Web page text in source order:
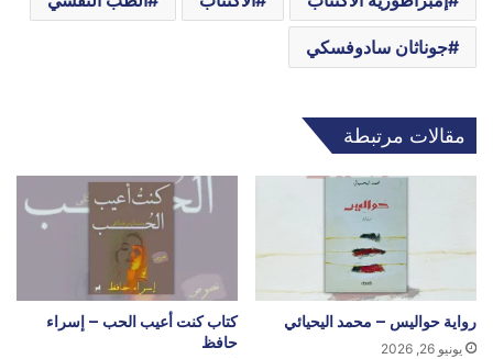
جوناثان سادوفسكي
مقالات مرتبطة
رواية حواليس – محمد اليحيائي
يونيو 26, 2026
كتاب كنت أعيب الحب – إسراء
حافظ